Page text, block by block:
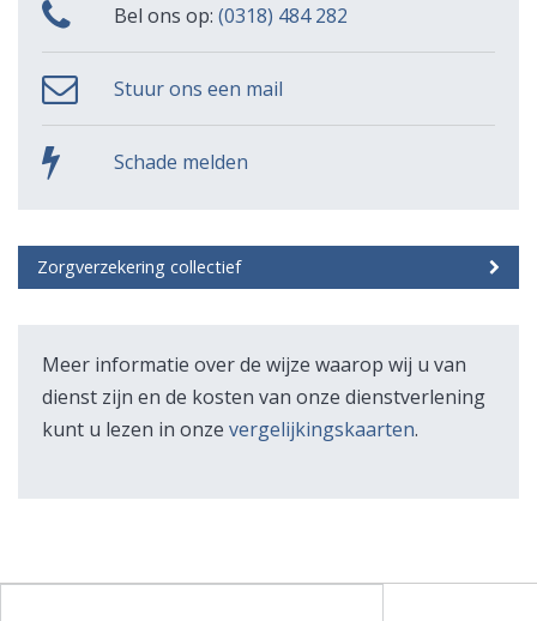
Bel ons op: (0318) 484 282
Stuur ons een mail
Schade melden
Zorgverzekering collectief
Meer informatie over de wijze waarop wij u van
dienst zijn en de kosten van onze dienstverlening
kunt u lezen in onze vergelijkingskaarten.